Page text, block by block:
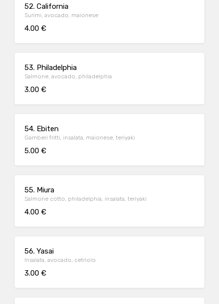
52. California
Surimi, avocado, maionese
4.00 €
53. Philadelphia
Salmone, avocado, philadelphia
3.00 €
54. Ebiten
Gamberi fritti, insalata, maionese, teriyaki
5.00 €
55. Miura
Salmone cotto, philadelphia, insalata, teriyaki
4.00 €
56. Yasai
Insalata, avocado, cetriolo
3.00 €